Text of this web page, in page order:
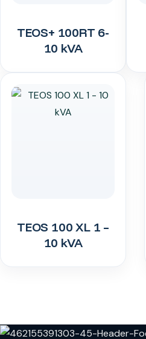
TEOS+ 100RT 6-
10 kVA
TEOS 100 XL 1 –
10 kVA